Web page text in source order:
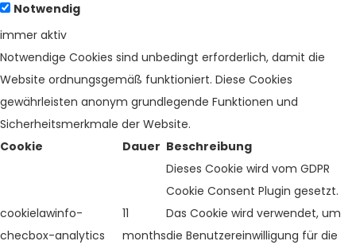
Notwendig
immer aktiv
Notwendige Cookies sind unbedingt erforderlich, damit die
Website ordnungsgemäß funktioniert. Diese Cookies
gewährleisten anonym grundlegende Funktionen und
Sicherheitsmerkmale der Website.
Cookie
Dauer Beschreibung
cookielawinfo-
checbox-analytics
11
months
Dieses Cookie wird vom GDPR
Cookie Consent Plugin gesetzt.
Das Cookie wird verwendet, um
die Benutzereinwilligung für die